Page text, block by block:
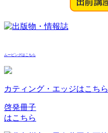
ムービングはこちら
カティング・エッジはこちら
啓発冊子
はこちら